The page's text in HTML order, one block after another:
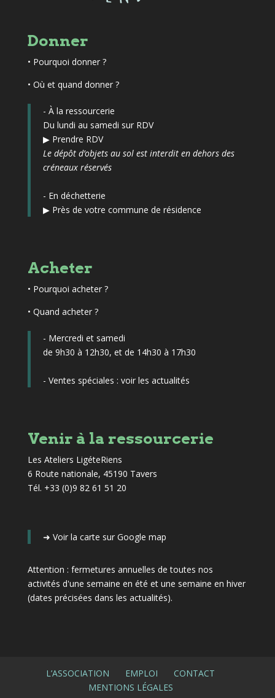
Donner
• Pourquoi donner ?
• Où et quand donner ?
- À la ressourcerie
Du lundi au samedi sur RDV
▶ Prendre RDV
Le dépôt d’objets au sol est interdit en dehors des
créneaux réservés
- En déchetterie
▶ Près de votre commune de résidence
Acheter
• Pourquoi acheter ?
• Quand acheter ?
- Mercredi et samedi
de 9h30 à 12h30, et de 14h30 à 17h30
- Ventes spéciales : voir les actualités
Venir à la ressourcerie
Les Ateliers LigéteRiens
6 Route nationale, 45190 Tavers
Tél. +33 (0)9 82 61 51 20
➜ Voir la carte sur Google map
Attention : fermetures annuelles de toutes nos
activités d'une semaine en été et une semaine en hiver
(dates précisées dans les actualités).
L’ASSOCIATION EMPLOI
CONTACT
MENTIONS LÉGALES